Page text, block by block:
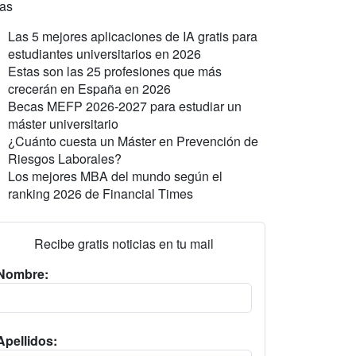
Las 5 mejores aplicaciones de IA gratis para
estudiantes universitarios en 2026
Estas son las 25 profesiones que más
crecerán en España en 2026
Becas MEFP 2026-2027 para estudiar un
máster universitario
¿Cuánto cuesta un Máster en Prevención de
Riesgos Laborales?
Los mejores MBA del mundo según el
ranking 2026 de Financial Times
Recibe gratis noticias en tu mail